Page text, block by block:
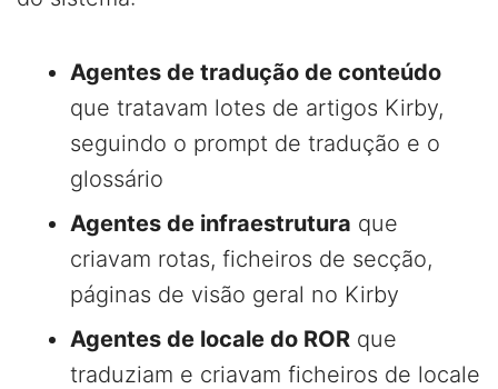
Agentes de tradução de conteúdo
que tratavam lotes de artigos Kirby,
seguindo o prompt de tradução e o
glossário
Agentes de infraestrutura que
criavam rotas, ficheiros de secção,
páginas de visão geral no Kirby
Agentes de locale do ROR que
traduziam e criavam ficheiros de locale